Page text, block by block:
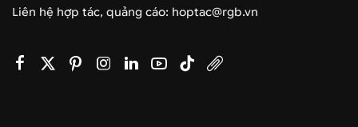
Liên hệ hợp tác, quảng cáo: hoptac@rgb.vn